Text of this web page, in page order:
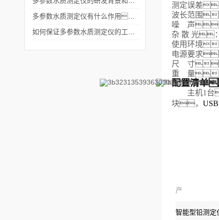
测定误差
波长范围
噪 声：
杂散 光
使用环境
电源要求
尺 寸
重 量
配置清单
主机1
块，
产
品：